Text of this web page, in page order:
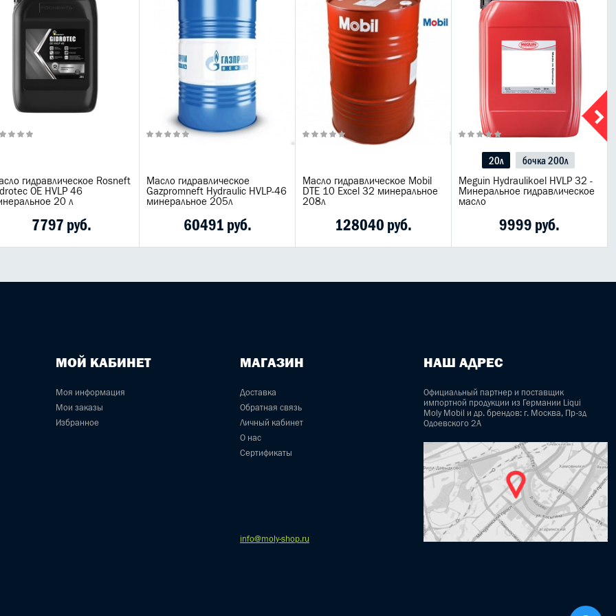
гидравлическое Rosneft
OE HVLP 46
20 л
7797 руб.
Масло гидравлическое
Gazpromneft Hydraulic HVLP-46
минеральное 205л
60491 руб.
Масло гидравлическое Mobil
DTE 10 Excel 32 минеральное
208л
128040 руб.
20л
бочка 200л
Meguin Hydraulikoel HVLP 32 -
Минеральное гидравлическое
масло
9999 руб.
МОЙ КАБИНЕТ
Моя информация
Мои заказы
Избранное
МАГАЗИН
Доставка
Обратная связь
Личный кабинет
О нас
Сертификаты
НАШ АДРЕС
Официальный партнер и поставщик
импортной продукции из Германии Liqui
Moly Mobil и др. брендов: г. Москва, Пр-зд
Одоевского 2А
info@moly-shop.ru